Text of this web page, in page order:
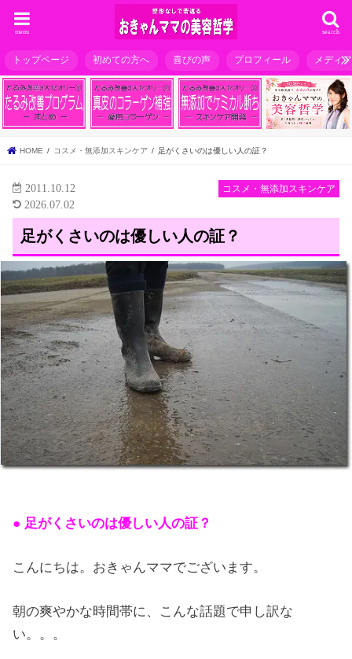
search
menu
トップページ 初めての方へ 喜びの声 プロフィール メディ
HOME コスメ・無添加スキンケア 足がくさいのは優しい人の証？
コスメ・無添加スキンケア
2011.10.12
2026.07.02
足がくさいのは優しい人の証？
● 足がくさいのは優しい人の証？
こんにちは。おきゃんママでございます。
朝の爽やかな時間帯に、こんな話題で申し訳な
い。。。